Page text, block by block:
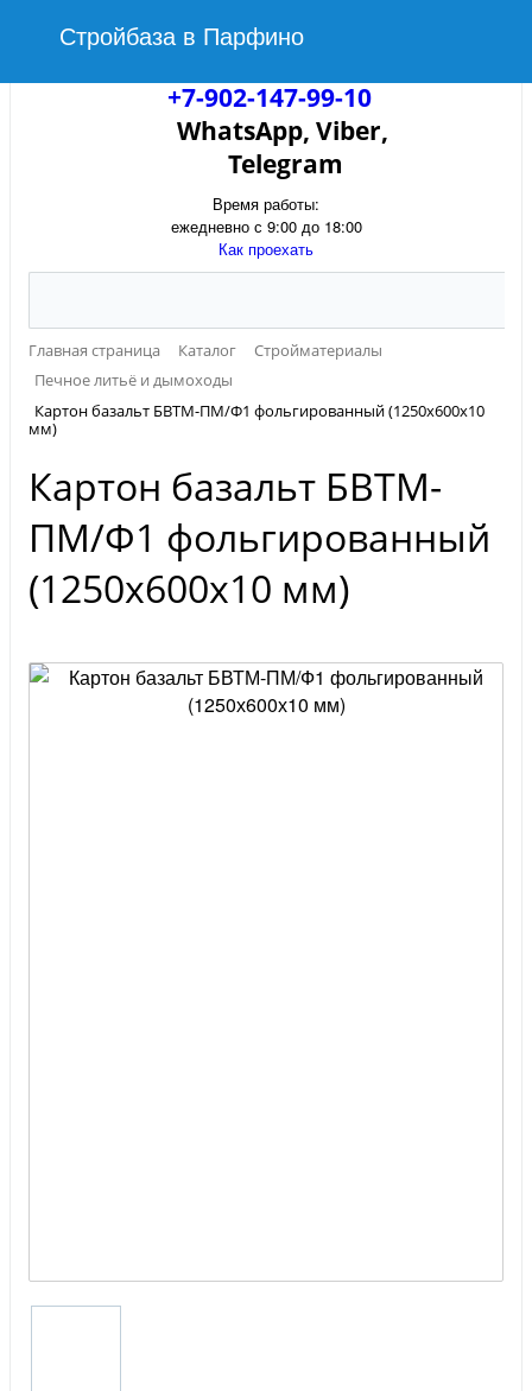
Стройбаза в Парфино
+7-902-147-99-10
WhatsApp, Viber,
Telegram
Время работы:
ежедневно с 9:00 до 18:00
Как проехать
Главная страница Каталог
Стройматериалы
Печное литьё и дымоходы
Картон базальт БВТМ-ПМ/Ф1 фольгированный (1250х600х10
мм)
Картон базальт БВТМ-
ПМ/Ф1 фольгированный
(1250х600х10 мм)